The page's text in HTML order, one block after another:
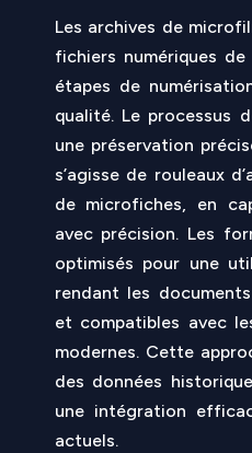
Les archives de
fichiers numériques
étapes de
qualité. Le processus
une préservation
s’agisse de rouleaux
de microfiches, en
avec précision. Les
optimisés pour une
rendant les
et compatibles avec
modernes. Cette
des données
une intégration
actuels.